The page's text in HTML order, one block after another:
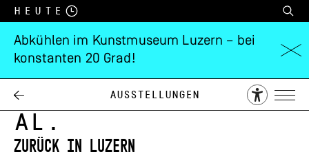
Heute
Abkühlen im Kunstmuseum Luzern – bei
konstanten 20 Grad!
Ausstellungen
Kandinsky,
Picasso, Miró
et
al.
zurück in Luzern